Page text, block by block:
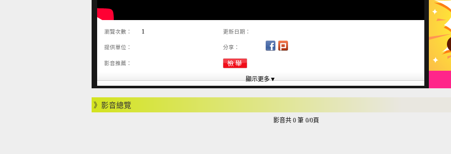
瀏覽次數： 1 更新日期：
提供單位： 分享：
影音推薦：
》影音總覽
影音共 0 筆 0/0頁